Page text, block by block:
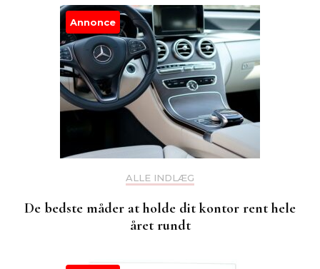
Annonce
ALLE INDLÆG
De bedste måder at holde dit kontor rent hele
året rundt